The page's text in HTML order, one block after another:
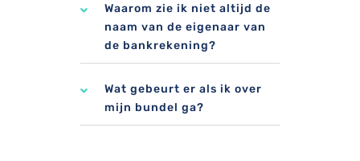
Waarom zie ik niet altijd de
naam van de eigenaar van
de bankrekening?
Wat gebeurt er als ik over
mijn bundel ga?